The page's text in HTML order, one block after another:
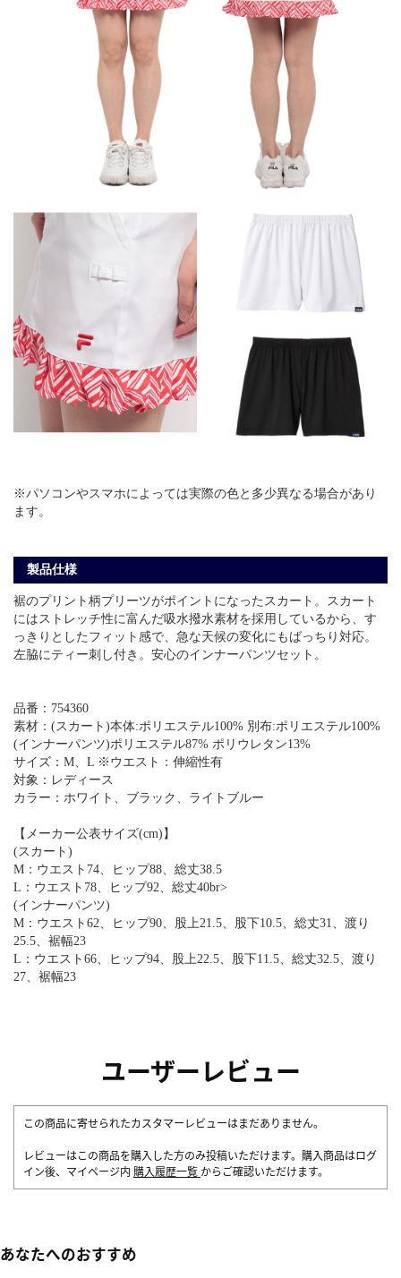
※パソコンやスマホによっては実際の色と多少異なる場合があり
ます。
製品仕様
裾のプリント柄プリーツがポイントになったスカート。スカート
にはストレッチ性に富んだ吸水撥水素材を採用しているから、す
っきりとしたフィット感で、急な天候の変化にもばっちり対応。
左脇にティー刺し付き。安心のインナーパンツセット。
品番：754360
素材：(スカート)本体:ポリエステル100% 別布:ポリエステル100%
(インナーパンツ)ポリエステル87% ポリウレタン13%
サイズ：M、L ※ウエスト：伸縮性有
対象：レディース
カラー：ホワイト、ブラック、ライトブルー
【メーカー公表サイズ(cm)】
(スカート)
M：ウエスト74、ヒップ88、総丈38.5
L：ウエスト78、ヒップ92、総丈40br>
(インナーパンツ)
M：ウエスト62、ヒップ90、股上21.5、股下10.5、総丈31、渡り
25.5、裾幅23
L：ウエスト66、ヒップ94、股上22.5、股下11.5、総丈32.5、渡り
27、裾幅23
ユーザーレビュー
この商品に寄せられたカスタマーレビューはまだありません。
レビューはこの商品を購入した方のみ投稿いただけます。購入商品はログ
イン後、マイページ内 購入履歴一覧 からご確認いただけます。
あなたへのおすすめ